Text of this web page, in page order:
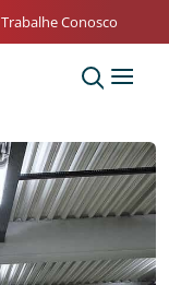
Trabalhe Conosco